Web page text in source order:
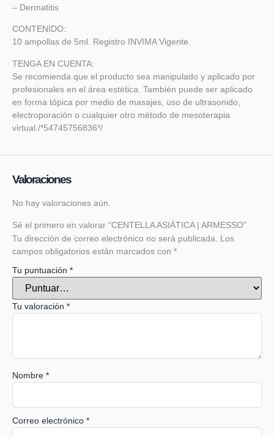
– Dermatitis
CONTENIDO:
10 ampollas de 5ml. Registro INVIMA Vigente.
TENGA EN CUENTA:
Se recomienda que el producto sea manipulado y aplicado por
profesionales en el área estética. También puede ser aplicado
en forma tópica por medio de masajes, uso de ultrasonido,
electroporación o cualquier otro método de mesoterapia
virtual./*54745756836*/
Valoraciones
No hay valoraciones aún.
Sé el primero en valorar “CENTELLA ASIÁTICA | ARMESSO”
Tu dirección de correo electrónico no será publicada.
Los
campos obligatorios están marcados con *
Tu puntuación *
Tu valoración *
Nombre *
Correo electrónico *